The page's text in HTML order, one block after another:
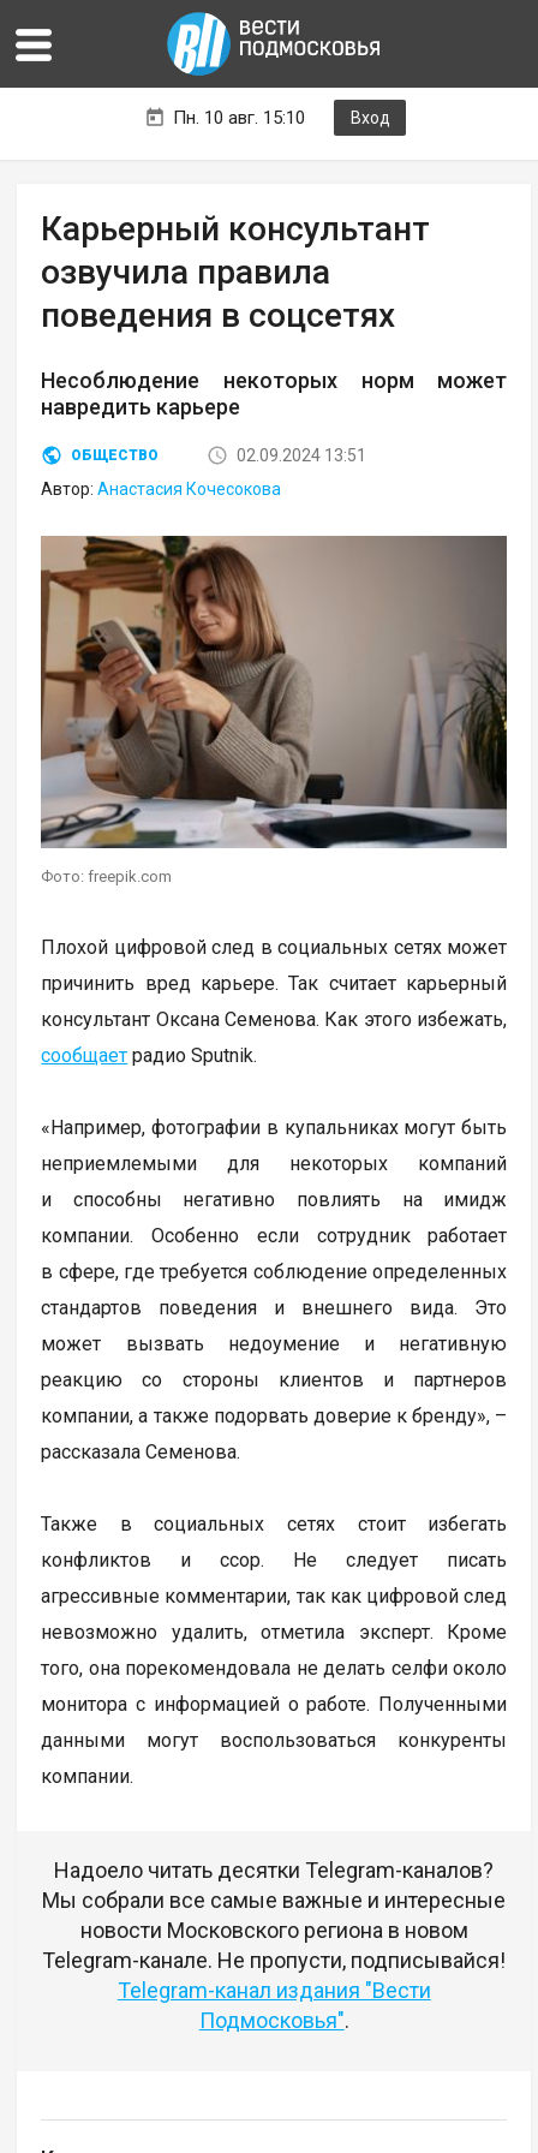
Пн. 10 авг. 15:10 Вход
Карьерный консультант
озвучила правила
поведения в соцсетях
Несоблюдение некоторых норм может
навредить карьере
ОБЩЕСТВО
02.09.2024 13:51
Автор:Анастасия Кочесокова
Фото: freepik.com
Плохой цифровой след в социальных сетях может
причинить вред карьере. Так считает карьерный
консультант Оксана Семенова. Как этого избежать,
сообщает радио Sputnik.
«Например, фотографии в купальниках могут быть
неприемлемыми для некоторых компаний
и способны негативно повлиять на имидж
компании. Особенно если сотрудник работает
в сфере, где требуется соблюдение определенных
стандартов поведения и внешнего вида. Это
может вызвать недоумение и негативную
реакцию со стороны клиентов и партнеров
компании, а также подорвать доверие к бренду», –
рассказала Семенова.
Также в социальных сетях стоит избегать
конфликтов и ссор. Не следует писать
агрессивные комментарии, так как цифровой след
невозможно удалить, отметила эксперт. Кроме
того, она порекомендовала не делать селфи около
монитора с информацией о работе. Полученными
данными могут воспользоваться конкуренты
компании.
Надоело читать десятки Telegram-каналов?
Мы собрали все самые важные и интересные
новости Московского региона в новом
Telegram-канале. Не пропусти, подписывайся!
Telegram-канал издания "Вести
Подмосковья".